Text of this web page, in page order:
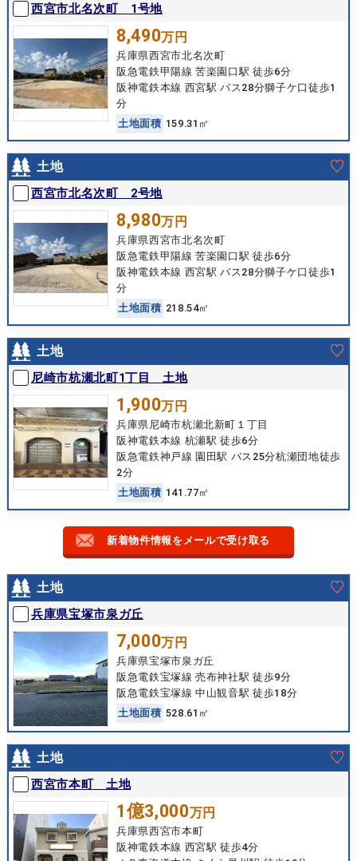
西宮市北名次町 1号地
8,490万円
兵庫県西宮市北名次町
阪急電鉄甲陽線 苦楽園口駅 徒歩6分
阪神電鉄本線 西宮駅 バス28分獅子ケ口徒歩1
分
土地面積 159.31㎡
土地
西宮市北名次町 2号地
8,980万円
兵庫県西宮市北名次町
阪急電鉄甲陽線 苦楽園口駅 徒歩6分
阪神電鉄本線 西宮駅 バス28分獅子ケ口徒歩1
分
土地面積 218.54㎡
土地
尼崎市杭瀬北町1丁目 土地
1,900万円
兵庫県尼崎市杭瀬北新町１丁目
阪神電鉄本線 杭瀬駅 徒歩6分
阪急電鉄神戸線 園田駅 バス25分杭瀬団地徒歩
2分
土地面積 141.77㎡
新着物件情報をメールで受け取る
土地
兵庫県宝塚市泉ガ丘
7,000万円
兵庫県宝塚市泉ガ丘
阪急電鉄宝塚線 売布神社駅 徒歩9分
阪急電鉄宝塚線 中山観音駅 徒歩18分
土地面積 528.61㎡
土地
西宮市本町 土地
1億3,000万円
兵庫県西宮市本町
阪神電鉄本線 西宮駅 徒歩4分